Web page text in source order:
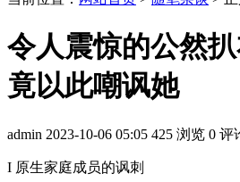
令人震惊的公然
竟以此嘲讽她
admin 2023-10-06 05:05 425 浏览 0 评
I 原生家庭成员的讽刺